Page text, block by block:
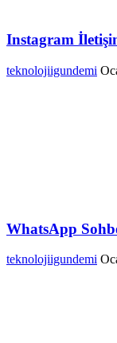
Instagram
teknolojiigundemi
WhatsApp
teknolojiigundemi